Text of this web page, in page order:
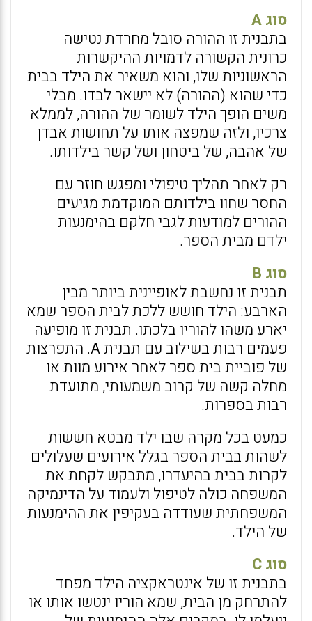
סוג A
בתבנית זו ההורה סובל מחרדת נטישה
כרונית הקשורה לדמויות ההיקשרות
הראשוניות שלו, והוא משאיר את הילד בבית
כדי שהוא (ההורה) לא יישאר לבדו. מבלי
משים הופך הילד לשומר של ההורה, לממלא
צרכיו, ולזה שמפצה אותו על תחושות אבדן
של אהבה, של ביטחון ושל קשר בילדותו.
רק לאחר תהליך טיפולי ומפגש חוזר עם
החסר שחוו בילדותם המוקדמת מגיעים
ההורים למודעות לגבי חלקם בהימנעות
ילדם מבית הספר.
סוג B
תבנית זו נחשבת לאופיינית ביותר מבין
הארבע: הילד חושש ללכת לבית הספר שמא
יארע משהו להוריו בלכתו. תבנית זו מופיעה
פעמים רבות בשילוב עם תבנית A. התפרצות
של פוביית בית ספר לאחר אירוע מוות או
מחלה קשה של קרוב משמעותי, מתועדת
רבות בספרות.
כמעט בכל מקרה שבו ילד מבטא חששות
לשהות בבית הספר בגלל אירועים שעלולים
לקרות בבית בהיעדרו, מתבקש לקחת את
המשפחה כולה לטיפול ולעמוד על הדינמיקה
המשפחתית שעודדה בעקיפין את ההימנעות
של הילד.
סוג C
בתבנית זו של אינטראקציה הילד מפחד
להתרחק מן הבית, שמא הוריו ינטשו אותו או